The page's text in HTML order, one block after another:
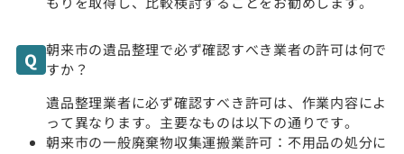
朝来市の遺品整理で必ず確認すべき業者の許可は何で
すか？
遺品整理業者に必ず確認すべき許可は、作業内容によ
って異なります。主要なものは以下の通りです。
朝来市の一般廃棄物収集運搬業許可：不用品の処分に